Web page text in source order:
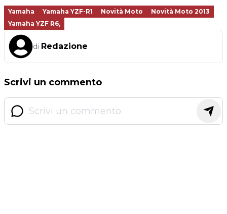
Yamaha Yamaha YZF-R1 Novità Moto
Novità Moto 2013
Yamaha YZF R6,
di Redazione
Scrivi un commento